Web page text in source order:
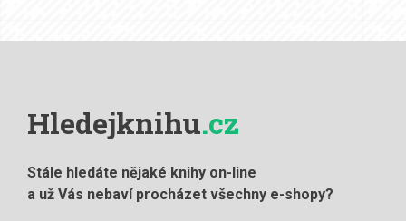
Hledejknihu.cz
Stále hledáte nějaké knihy on-line
a už Vás nebaví procházet všechny e-shopy?